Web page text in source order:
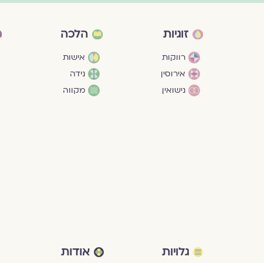
זוגיות
רווקות
אירוסין
נישואין
הלכה
אישות
נידה
מקווה
גלויות אודות